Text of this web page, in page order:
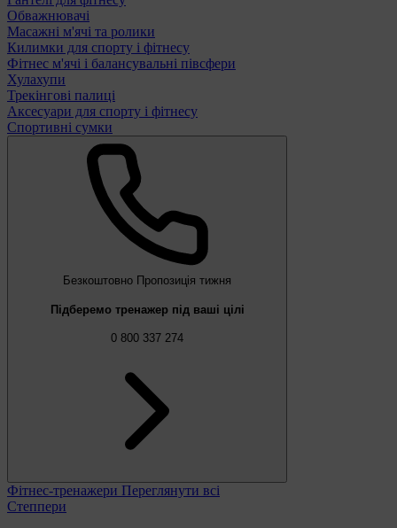
Обважнювачі
Масажні м'ячі та ролики
Килимки для спорту і фітнесу
Фітнес м'ячі і балансувальні півсфери
Хулахупи
Трекінгові палиці
Аксесуари для спорту і фітнесу
Спортивні сумки
Безкоштовно Пропозиція тижня
Підберемо тренажер під ваші цілі
0 800 337 274
Фітнес-тренажери Переглянути всі
Степпери